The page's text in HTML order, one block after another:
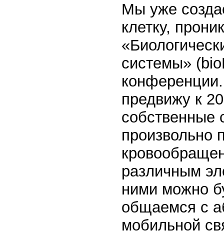
Мы уже
клетку,
системы»
предвижу к
собственные
произвольно
различным
ними можно
общаемся с
мобильной